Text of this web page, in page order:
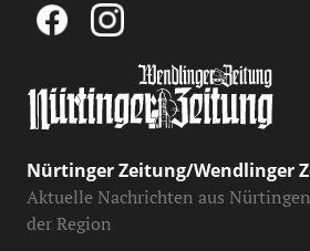
Nürtinger Zeitung/Wendlinger
Aktuelle Nachrichten aus
der Region